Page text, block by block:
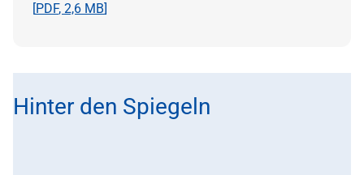
[PDF, 2,6 MB]
Hinter den Spiegeln